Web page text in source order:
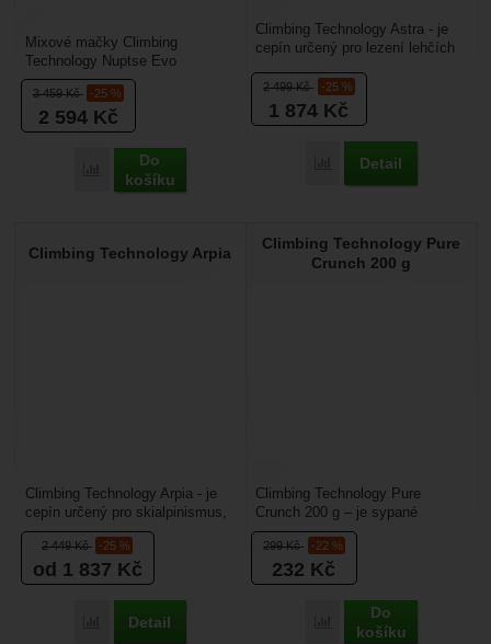
3 459Kč -25 %
2 594 Kč
Přidat 'Climbing Technology Nuptse Evo Automatic + obal' k
Do
košíku
Mixové mačky Climbing
Technology Nuptse Evo
Automatic – dvanáctihroté
mačky vhodné pro lezení
firnových...
2 499Kč -25 %
1 874 Kč
Přidat 'Climbing
Detail
Climbing Technology Astra - je
cepín určený pro lezení lehčích
nebo skialpinismus....
Climbing Technology Arpia
2 449Kč -25 %
od 1 837 Kč
Přidat 'Climbing Technology Arpia' k porovnání
Detail
Climbing Technology Arpia - je
cepín určený pro skialpinismus,
freeride nebo ledovcovou
turistiku. Má...
Climbing Technology Pure
Crunch 200 g
299Kč -22 %
232 Kč
Přidat 'Climbing
Do
košíku
Climbing Technology Pure
Crunch 200 g – je sypané
magnézium o váze 200 g určená
pro vysušení prstů a...